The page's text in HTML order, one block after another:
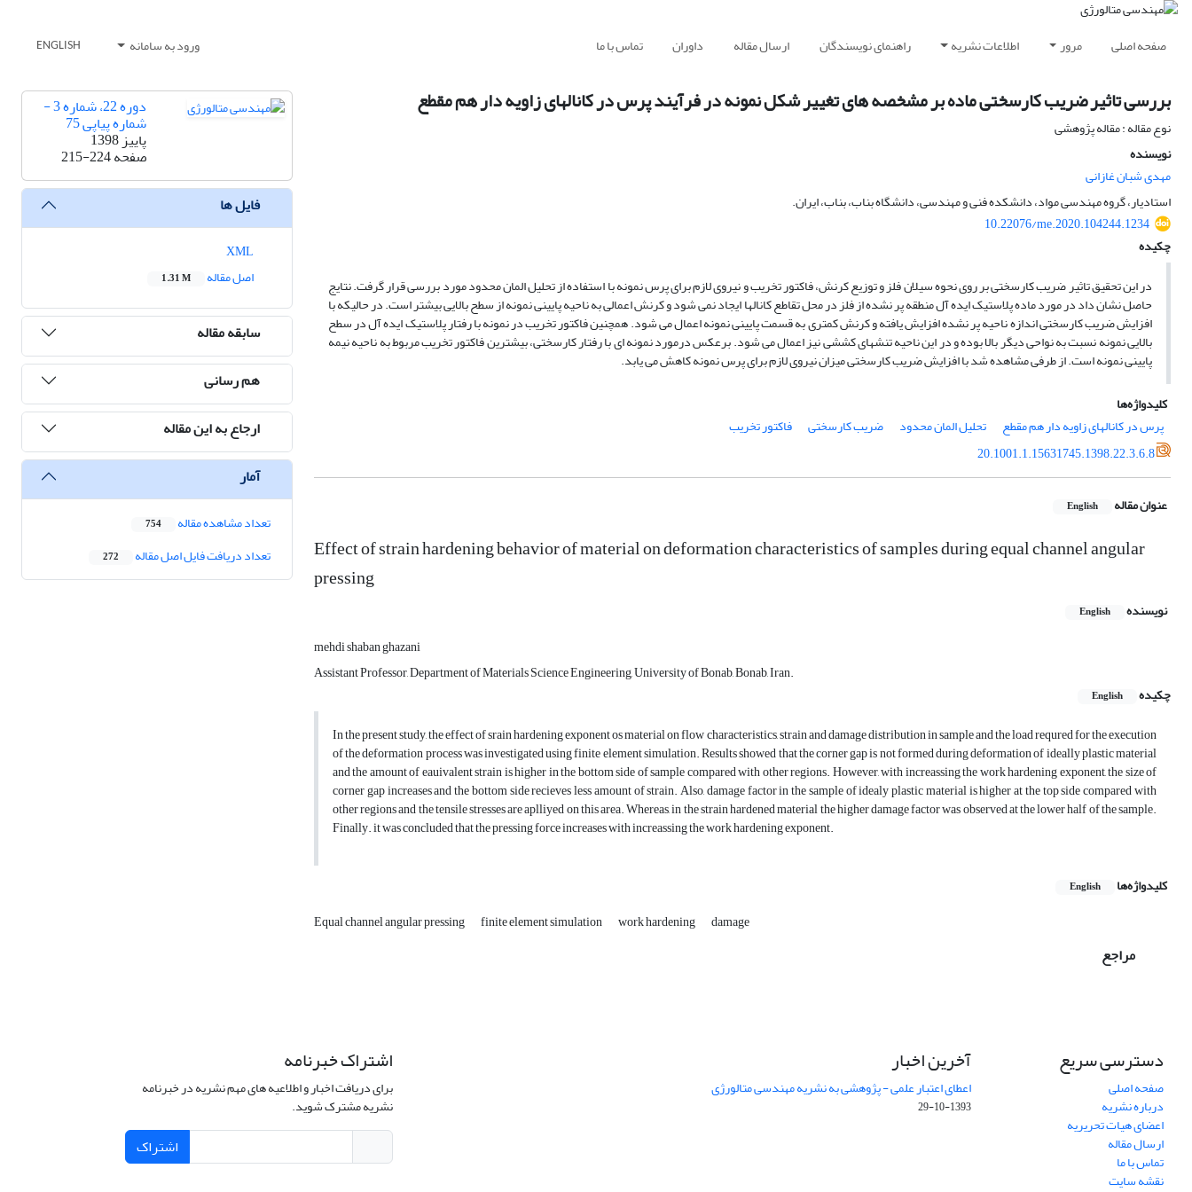
صفحه اصلی مرور اطلاعات نشریه راهنمای نویسندگان ارسال مقاله داوران تماس با ما ورود به سامانه ENGLISH
بررسی تاثیر ضریب کارسختی ماده بر مشخصه های تغییر شکل نمونه در فرآیند پرس در کانالهای زاویه دار هم مقطع
نوع مقاله : مقاله پژوهشی
نویسنده
مهدی شبان غازانی
استادیار، گروه مهندسی مواد، دانشکده فنی و مهندسی، دانشگاه بناب، بناب، ایران.
10.22076/me.2020.104244.1234
چکیده
در این تحقیق تاثیر ضریب کارسختی بر روی نحوه سیلان فلز و توزیع کرنش، فاکتور تخریب و نیروی لازم برای پرس نمونه با استفاده از تحلیل المان محدود مورد بررسی قرار گرفت. نتایج
حاصل نشان داد در مورد ماده پلاستیک ایده آل منطقه پر نشده از فلز در محل تقاطع کانالها ایجاد نمی شود و کرنش اعمالی به ناحیه پایینی نمونه از سطح بالایی بیشتر است. در حالیکه با
افزایش ضریب کارسختی اندازه ناحیه پر نشده افزایش یافته و کرنش کمتری به قسمت پایینی نمونه اعمال می شود. همچنین فاکتور تخریب در نمونه با رفتار پلاستیک ایده آل در سطح
بالایی نمونه نسبت به نواحی دیگر بالا بوده و در این ناحیه تنشهای کششی نیز اعمال می شود. برعکس درمورد نمونه ای با رفتار کارسختی، بیشترین فاکتور تخریب مربوط به ناحیه نیمه
پایینی نمونه است. از طرفی مشاهده شد با افزایش ضریب کارسختی میزان نیروی لازم برای پرس نمونه کاهش می یابد.
کلیدواژه‌ها
پرس در کانالهای زاویه دار هم مقطع
تحلیل المان محدود ضریب کارسختی
فاکتور تخریب
20.1001.1.15631745.1398.22.3.6.8
عنوان مقاله English
Effect of strain hardening behavior of material on deformation characteristics of samples during equal channel angular
pressing
نویسنده English
mehdi shaban ghazani
Assistant Professor, Department of Materials Science Engineering, University of Bonab, Bonab, Iran.
چکیده
English
In the present study, the effect of srain hardening exponent os material on flow characteristics, strain and damage distribution in sample and the load requred for the execution
of the deformation process was investigated using finite element simulation. Results showed that the corner gap is not formed during deformation of ideally plastic material
and the amount of eauivalent strain is higher in the bottom side of sample compared with other regions. However, with increassing the work hardening exponent, the size of
corner gap increases and the bottom side recieves less amount of strain. Also, damage factor in the sample of idealy plastic material is higher at the top side compared with
other regions and the tensile stresses are aplliyed on this area. Whereas, in the strain hardened material the higher damage factor was observed at the lower half of the sample.
Finally. it was concluded that the pressing force increases with increassing the work hardening exponent.
کلیدواژه‌ها English
Equal channel angular pressing finite element simulation work hardening damage
مراجع
دوره 22، شماره 3 -
شماره پیاپی 75
پاییز 1398
صفحه215-224
فایل ها
اصل مقاله
1.31 M
سابقه مقاله
هم رسانی
ارجاع به این مقاله
آمار
تعداد مشاهده مقاله 754
تعداد دریافت فایل اصل مقاله 272
دسترسی سریع
صفحه اصلی
درباره نشریه
اعضای هیات تحریریه
ارسال مقاله
تماس با ما
نقشه سایت
آخرین اخبار
اعطای اعتبار علمی - پژوهشی به نشریه مهندسی متالورژی
1393-10-29
اشتراک خبرنامه
برای دریافت اخبار و اطلاعیه های مهم نشریه در خبرنامه
نشریه مشترک شوید.
اشتراک